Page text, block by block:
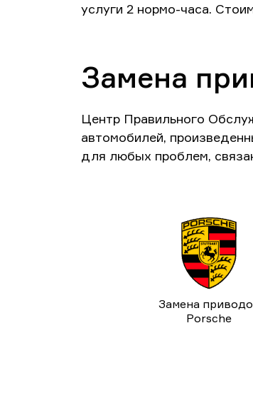
услуги 2 нормо-часа.
Замена
Центр Правильного
автомобилей,
для любых проблем,
Замена
Porsche